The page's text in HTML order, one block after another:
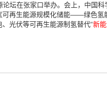
坛在张家口举办。会上，中国
可再生能源规模化储能——绿色氢
光伏等可再生能源制氢替代“新